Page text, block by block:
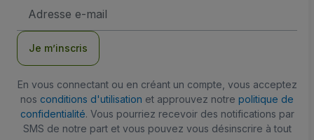
e-
Je m’inscris
En vous connectant ou en créant un compte, vous acceptez
nos conditions d'utilisation et approuvez notre politique de
confidentialité. Vous pourriez recevoir des notifications par
SMS de notre part et vous pouvez vous désinscrire à tout